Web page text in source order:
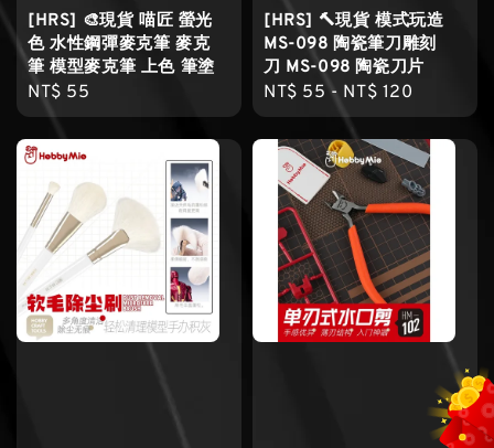
[HRS] 🎨現貨 喵匠 螢光
色 水性鋼彈麥克筆 麥克
筆 模型麥克筆 上色 筆塗
Regular
price
NT$ 55
[HRS] 🔨現貨 模式玩造
MS-098 陶瓷筆刀雕刻
刀 MS-098 陶瓷刀片
Regular
price
NT$ 55- NT$ 120